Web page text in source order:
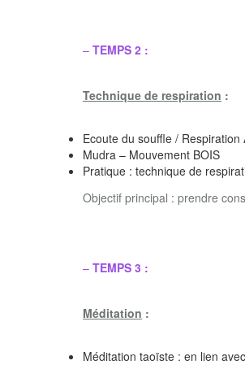
– TEMPS 2 :
Technique de respiration :
Ecoute du souffle /
Mudra – Mouvement BOIS
Pratique : technique de
Objectif principal : prendre
– TEMPS 3 :
Méditation :
Méditation taoïste : en lien